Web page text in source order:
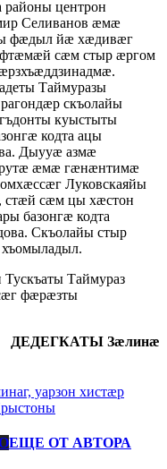
районы центрон
Селиванов æмæ
фæдыл йæ хæдивæг
сæм стыр æргом
Таймуразы
скъолайы
куыстыты
кодта ацы
Дыууæ азмæ
æмæ гæнæнтимæ
Луковскаяйы
стæй сæм цы хæстон
базонгæ кодта
Скъолайы стыр
Таймураз
фæрæзты
ДЕДЕГКАТЫ Зæлинæ
уарзон хистæр
ЕЩЕ ОТ АВТОРА